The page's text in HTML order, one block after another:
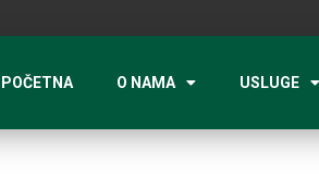
POČETNA O NAMA USLUGE